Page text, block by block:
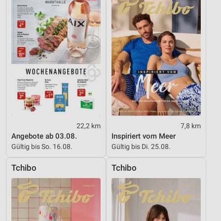
22,2 km
Angebote ab 03.08.
Gültig bis So. 16.08.
7,8 km
Inspiriert vom Meer
Gültig bis Di. 25.08.
Tchibo Tchibo
Informationen identifizieren
Nicht-IAB-Verarbeitungszwecke:
Notwendig
Performance
Funktional
Werbung